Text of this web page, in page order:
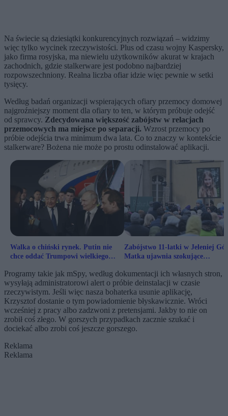
Na świecie są dziesiątki konkurencyjnych rozwiązań – widzimy
więc tylko wycinek rzeczywistości. Plus od czasu wojny Kaspersky,
jako firma rosyjska, ma niewielu użytkowników akurat w krajach
zachodnich, gdzie stalkerware jest podobno najbardziej
rozpowszechniony. Realna liczba ofiar idzie więc pewnie w setki
tysięcy.
Według badań organizacji wspierających ofiary przemocy domowej
najgroźniejszy moment dla ofiary to ten, w którym próbuje odejść
od sprawcy. Zdecydowana większość zabójstw w relacjach
przemocowych ma miejsce po separacji. Wzrost przemocy po
próbie odejścia trwa minimum dwa lata. Co to znaczy w kontekście
stalkerware? Bożena nie może po prostu odinstalować aplikacji.
Walka o chiński rynek. Putin nie
chce oddać Trumpowi wielkiego
Zabójstwo 11-latki w Jeleniej
Matka ujawnia szokujące
Programy takie jak mSpy, według dokumentacji ich własnych stron,
wysyłają administratorowi alert o próbie deinstalacji w czasie
rzeczywistym. Jeśli więc nasza bohaterka usunie aplikację,
Krzysztof dostanie o tym powiadomienie błyskawicznie. Wróci
wcześniej z pracy albo zadzwoni z pretensjami. Jakby to nie on
zrobił coś złego. W gorszych przypadkach zacznie szukać i
dociekać albo zrobi coś jeszcze gorszego.
Reklama
Reklama